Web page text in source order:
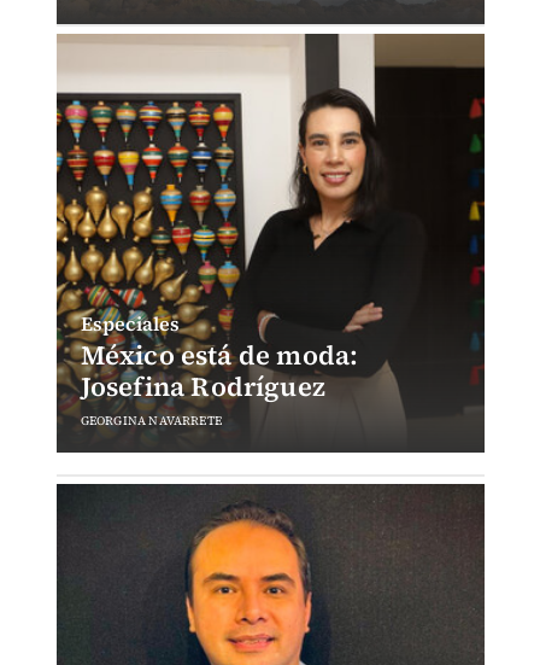
México está de moda:
Josefina Rodríguez
Especiales
GEORGINA NAVARRETE